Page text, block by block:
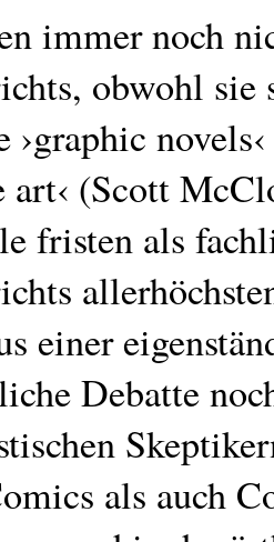
immer noch
obwohl
›graphic
art‹ (Scott
fristen als
einer
Debatte
als auch